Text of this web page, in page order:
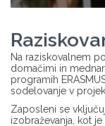
Na raziskovalnem
domačimi in
programih
sodelovanje v
Zaposleni se
izobraževanja, kot